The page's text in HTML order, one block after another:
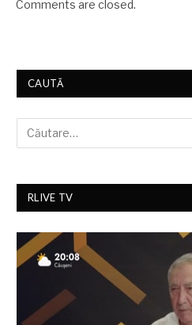
Comments are closed.
CAUTĂ
RLIVE TV